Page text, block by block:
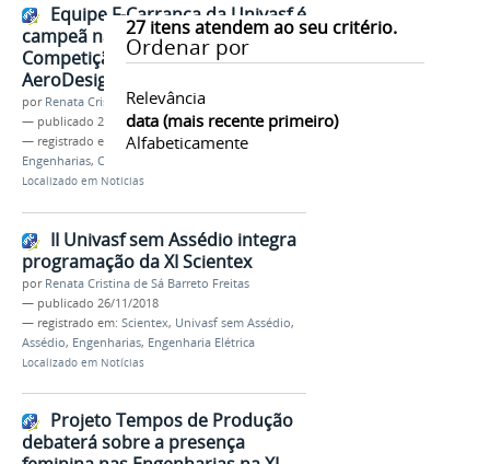
27itens atendem ao seu critério.
Ordenar por
Relevância
data (mais recente primeiro)
Alfabeticamente
Equipe F-Carranca da Univasf é
campeã nacional da 21°
Competição SAE – Brasil
AeroDesign
por Renata Cristina de Sá Barreto Freitas
— publicado 29/10/2019
— registrado em:
F-Carranca,Projeto de Extensão
Engenharias, Competição SAE – Brasil
Localizado em Notícias
II Univasf sem Assédio integra
programação da XI Scientex
por Renata Cristina de Sá Barreto Freitas
— publicado 26/11/2018
— registrado em: Scientex, Univasf sem Assédio,
Assédio, Engenharias, Engenharia Elétrica
Localizado em Notícias
Projeto Tempos de Produção
debaterá sobre a presença